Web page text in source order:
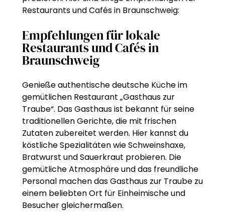
Restaurants und Cafés in Braunschweig:
Empfehlungen für lokale
Restaurants und Cafés in
Braunschweig
Genieße authentische deutsche Küche im
gemütlichen Restaurant „Gasthaus zur
Traube“. Das Gasthaus ist bekannt für seine
traditionellen Gerichte, die mit frischen
Zutaten zubereitet werden. Hier kannst du
köstliche Spezialitäten wie Schweinshaxe,
Bratwurst und Sauerkraut probieren. Die
gemütliche Atmosphäre und das freundliche
Personal machen das Gasthaus zur Traube zu
einem beliebten Ort für Einheimische und
Besucher gleichermaßen.